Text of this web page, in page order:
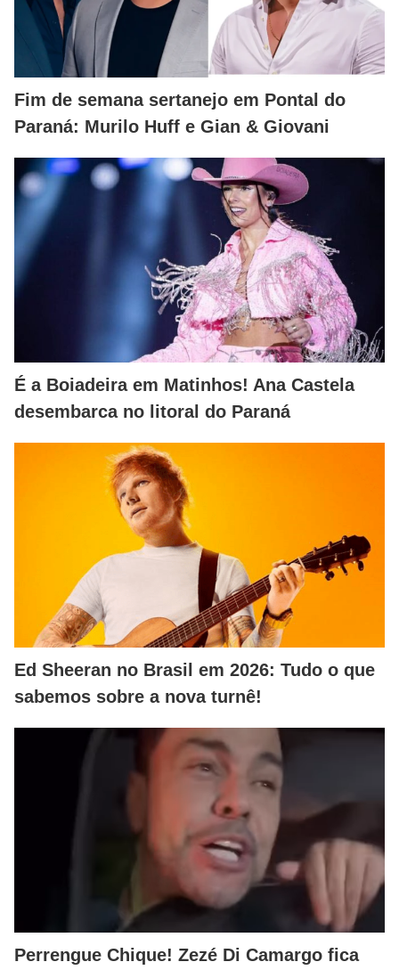
Fim de semana sertanejo em Pontal do
Paraná: Murilo Huff e Gian & Giovani
É a Boiadeira em Matinhos! Ana Castela
desembarca no litoral do Paraná
Ed Sheeran no Brasil em 2026: Tudo o que
sabemos sobre a nova turnê!
Perrengue Chique! Zezé Di Camargo fica